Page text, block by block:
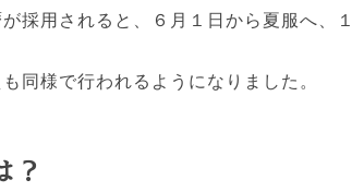
採用されると、６月１日から夏服へ、
同様で行われるようになりました。
？